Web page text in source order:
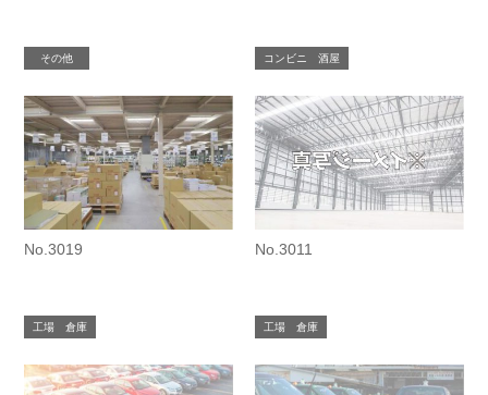
その他 コンビニ 酒屋
No.3019
工場 倉庫
No.3011
工場 倉庫